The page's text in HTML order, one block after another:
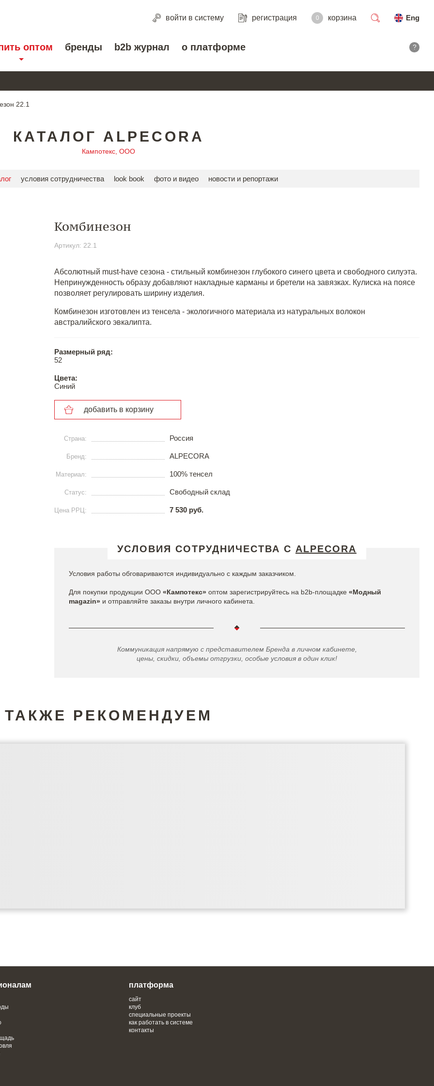
войти в систему регистрация 0 корзина
Eng
оптом бренды b2b журнал о платформе ?
22.1
КАТАЛОГ ALPECORA
Кампотекс, ООО
условия сотрудничества look book фото и видео новости и репортажи
Комбинезон
Артикул: 22.1
Абсолютный must-have сезона - cтильный комбинезон глубокого синего цвета и свободного силуэта.
Непринужденность образу добавляют накладные карманы и бретели на завязках. Кулиска на поясе
позволяет регулировать ширину изделия.
Комбинезон изготовлен из тенсела - экологичного материала из натуральных волокон
австралийского эвкалипта.
Размерный ряд:
52
Цвета:
Синий
добавить в корзину
Страна: Россия
Бренд: ALPECORA
Материал: 100% тенсел
Статус: Свободный склад
Цена РРЦ: 7 530 руб.
УСЛОВИЯ СОТРУДНИЧЕСТВА С ALPECORA
Условия работы обговариваются индивидуально с каждым заказчиком.
Для покупки продукции ООО «Кампотекс» оптом зарегистрируйтесь на b2b-площадке «Модный
magazin» и отправляйте заказы внутри личного кабинета.
Коммуникация напрямую с представителем Бренда в личном кабинете,
цены, скидки, объемы отгрузки, особые условия в один клик!
ТАКЖЕ РЕКОМЕНДУЕМ
платформа
сайт
клуб
специальные проекты
как работать в системе
контакты